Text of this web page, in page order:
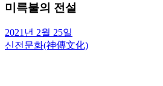
미륵불의 전설
2021년 2월 25일
신전문화(神傳文化)